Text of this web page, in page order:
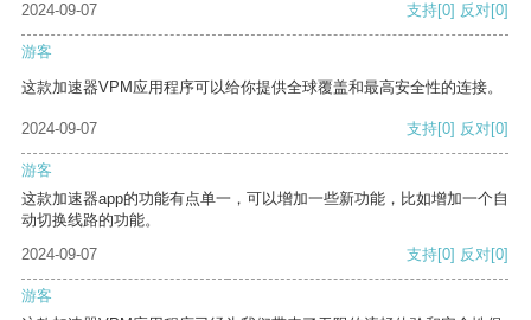
2024-09-07
支持[0] 反对[0]
游客
这款加速器VPM应用程序可以给你提供全球覆盖和最高安全性的连接。
2024-09-07 支持[0] 反对[0]
游客
这款加速器app的功能有点单一，可以增加一些新功能，比如增加一个自
动切换线路的功能。
2024-09-07
支持[0] 反对[0]
游客